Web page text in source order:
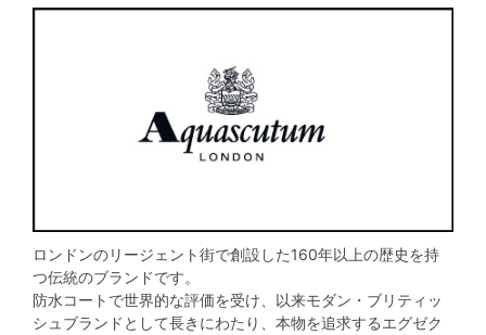
ロンドンのリージェント街で創設した160年以上の歴史を持
つ伝統のブランドです。
防水コートで世界的な評価を受け、以来モダン・ブリティッ
シュブランドとして長きにわたり、本物を追求するエグゼク